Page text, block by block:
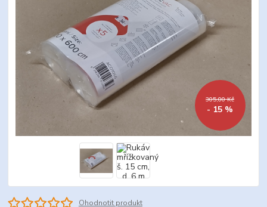
305,00 Kč
- 15 %
Ohodnotit produkt